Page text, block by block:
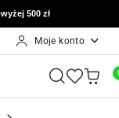
500 zł
Moje konto